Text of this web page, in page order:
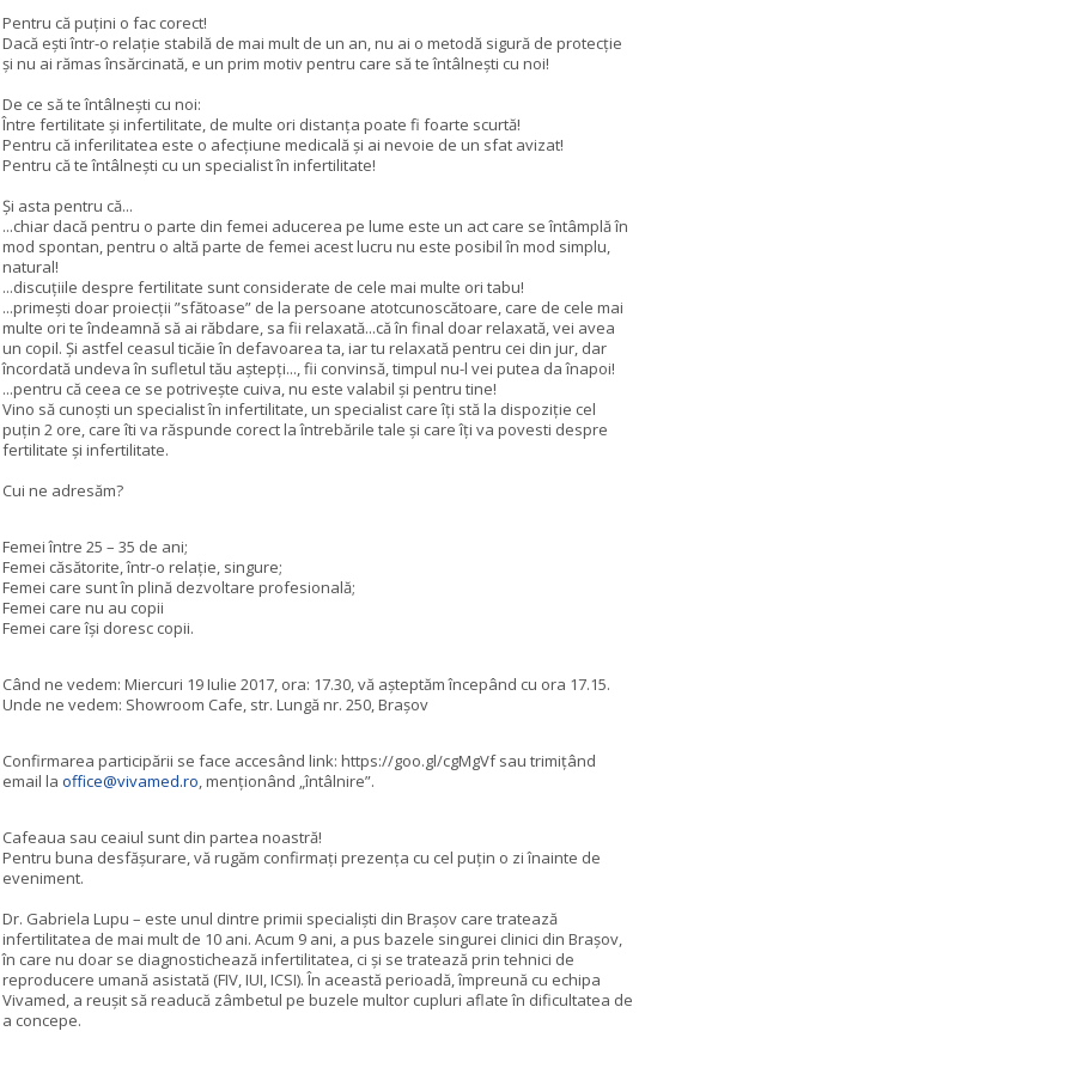
Pentru că puțini o fac corect!
Dacă ești într-o relație stabilă de mai mult de un an, nu ai o metodă sigură de protecție
și nu ai rămas însărcinată, e un prim motiv pentru care să te întâlnești cu noi!
De ce să te întâlnești cu noi:
Între fertilitate și infertilitate, de multe ori distanța poate fi foarte scurtă!
Pentru că inferilitatea este o afecțiune medicală și ai nevoie de un sfat avizat!
Pentru că te întâlnești cu un specialist în infertilitate!
Și asta pentru că...
...chiar dacă pentru o parte din femei aducerea pe lume este un act care se întâmplă în
mod spontan, pentru o altă parte de femei acest lucru nu este posibil în mod simplu,
natural!
...discuțiile despre fertilitate sunt considerate de cele mai multe ori tabu!
...primești doar proiecții ”sfătoase” de la persoane atotcunoscătoare, care de cele mai
multe ori te îndeamnă să ai răbdare, sa fii relaxată...că în final doar relaxată, vei avea
un copil. Și astfel ceasul ticăie în defavoarea ta, iar tu relaxată pentru cei din jur, dar
încordată undeva în sufletul tău aștepți..., fii convinsă, timpul nu-l vei putea da înapoi!
...pentru că ceea ce se potrivește cuiva, nu este valabil și pentru tine!
Vino să cunoști un specialist în infertilitate, un specialist care îți stă la dispoziție cel
puțin 2 ore, care îti va răspunde corect la întrebările tale și care îți va povesti despre
fertilitate și infertilitate.
Cui ne adresăm?
Femei între 25 – 35 de ani;
Femei căsătorite, într-o relație, singure;
Femei care sunt în plină dezvoltare profesională;
Femei care nu au copii
Femei care își doresc copii.
Când ne vedem: Miercuri 19 Iulie 2017, ora: 17.30, vă așteptăm începând cu ora 17.15.
Unde ne vedem: Showroom Cafe, str. Lungă nr. 250, Brașov
Confirmarea participării se face accesând link: https://goo.gl/cgMgVf sau trimițând
email la office@vivamed.ro, menționând „întâlnire”.
Cafeaua sau ceaiul sunt din partea noastră!
Pentru buna desfășurare, vă rugăm confirmați prezența cu cel puțin o zi înainte de
eveniment.
Dr. Gabriela Lupu – este unul dintre primii specialiști din Brașov care tratează
infertilitatea de mai mult de 10 ani. Acum 9 ani, a pus bazele singurei clinici din Brașov,
în care nu doar se diagnostichează infertilitatea, ci și se tratează prin tehnici de
reproducere umană asistată (FIV, IUI, ICSI). În această perioadă, împreună cu echipa
Vivamed, a reușit să readucă zâmbetul pe buzele multor cupluri aflate în dificultatea de
a concepe.